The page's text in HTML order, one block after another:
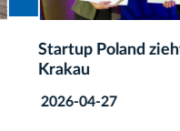
Startup Poland zieht nach
Krakau
2026-04-27